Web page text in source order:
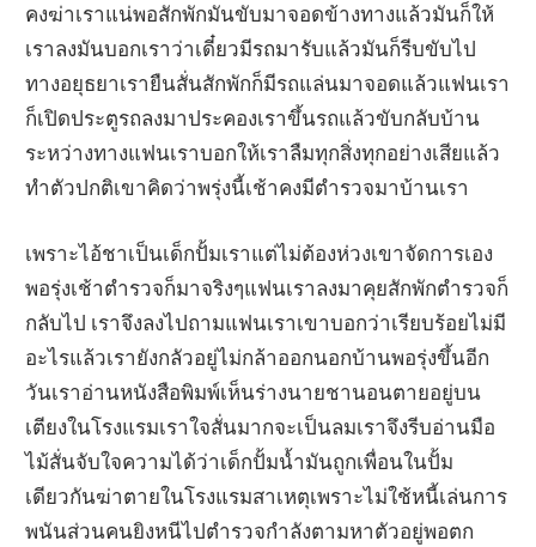
คงฆ่าเราแน่พอสักพักมันขับมาจอดข้างทางแล้วมันก็ให้
เราลงมันบอกเราว่าเดี๋ยวมีรถมารับแล้วมันก็รีบขับไป
ทางอยุธยาเรายืนสั่นสักพักก็มีรถแล่นมาจอดแล้วแฟนเรา
ก็เปิดประตูรถลงมาประคองเราขึ้นรถแล้วขับกลับบ้าน
ระหว่างทางแฟนเราบอกให้เราลืมทุกสิ่งทุกอย่างเสียแล้ว
ทำตัวปกติเขาคิดว่าพรุ่งนี้เช้าคงมีตำรวจมาบ้านเรา
เพราะไอ้ชาเป็นเด็กปั้มเราแต่ไม่ต้องห่วงเขาจัดการเอง
พอรุ่งเช้าตำรวจก็มาจริงๆแฟนเราลงมาคุยสักพักตำรวจก็
กลับไป เราจึงลงไปถามแฟนเราเขาบอกว่าเรียบร้อยไม่มี
อะไรแล้วเรายังกลัวอยู่ไม่กล้าออกนอกบ้านพอรุ่งขึ้นอีก
วันเราอ่านหนังสือพิมพ์เห็นร่างนายชานอนตายอยู่บน
เตียงในโรงแรมเราใจสั่นมากจะเป็นลมเราจึงรีบอ่านมือ
ไม้สั่นจับใจความได้ว่าเด็กปั้มน้ำมันถูกเพื่อนในปั้ม
เดียวกันฆ่าตายในโรงแรมสาเหตุเพราะไม่ใช้หนี้เล่นการ
พนันส่วนคนยิงหนีไปตำรวจกำลังตามหาตัวอยู่พอตก